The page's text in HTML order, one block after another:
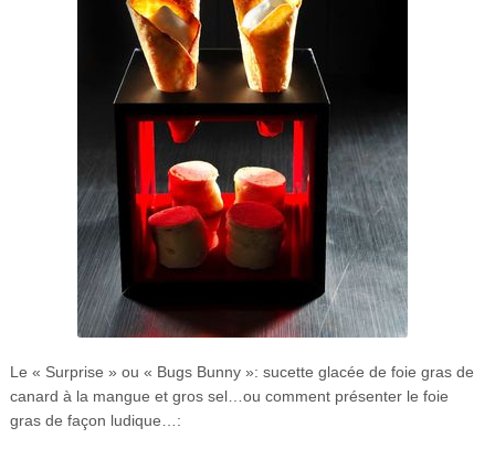
Le « Surprise » ou « Bugs Bunny »: sucette glacée de foie gras de
canard à la mangue et gros sel…ou comment présenter le foie
gras de façon ludique…: